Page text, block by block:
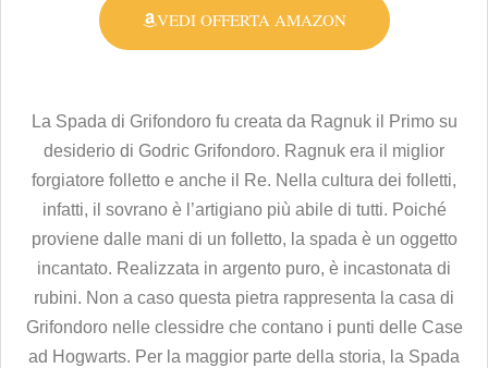
VEDI OFFERTA AMAZON
La Spada di Grifondoro fu creata da Ragnuk il Primo su
desiderio di Godric Grifondoro. Ragnuk era il miglior
forgiatore folletto e anche il Re. Nella cultura dei folletti,
infatti, il sovrano è l’artigiano più abile di tutti. Poiché
proviene dalle mani di un folletto, la spada è un oggetto
incantato. Realizzata in argento puro, è incastonata di
rubini. Non a caso questa pietra rappresenta la casa di
Grifondoro nelle clessidre che contano i punti delle Case
ad Hogwarts. Per la maggior parte della storia, la Spada